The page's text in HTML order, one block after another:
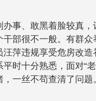
办事、敢黑着脸较真，
干部很不一般。有群众
汪萍违规享受危房改造
时十分熟悉，面对“
一丝不苟查清了问题